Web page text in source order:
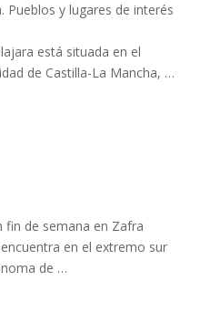
Pueblos y lugares de interés
está situada en el
de Castilla-La Mancha, …
fin de semana en Zafra
en el extremo sur
de …